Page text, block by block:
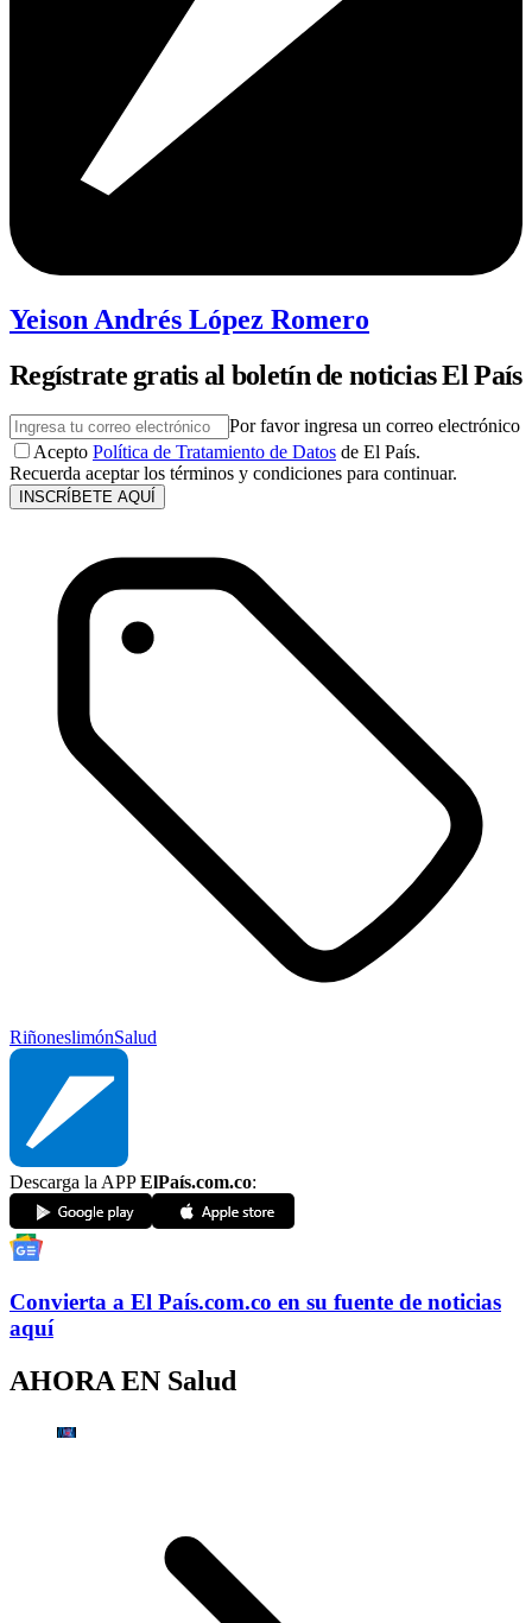
Yeison Andrés López Romero
Regístrate gratis al boletín de noticias El País
Por favor ingresa un correo electrónico
Acepto Política de Tratamiento de Datos de El País.
Recuerda aceptar los términos y condiciones para continuar.
INSCRÍBETE AQUÍ
RiñoneslimónSalud
Descarga la APPElPaís.com.co:
Convierta a El País.com.co en su fuente de noticias
aquí
AHORA EN Salud